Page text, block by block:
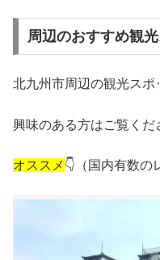
周辺のおすすめ観
北九州市周辺の観光スポ
興味のある方はご覧くだ
オススメ 👇（国内有数の